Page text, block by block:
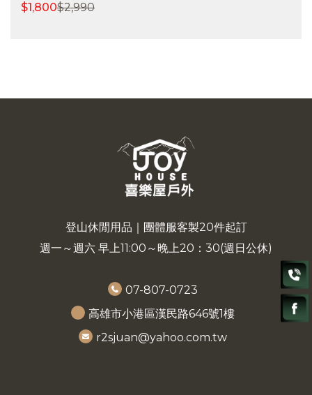
$2,500$3,950
登山休閒用品｜團體服客製20件起訂
週一～週六 早上11:00～晚上20：30(週日公休)
07-807-0723
高雄市小港區漢民路646號1樓
r2sjuan@yahoo.com.tw